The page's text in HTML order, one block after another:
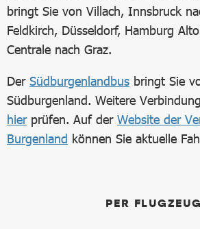
bringt Sie von Villach, Innsbruck
Feldkirch, Düsseldorf, Hamburg
Centrale nach Graz.
Der Südburgenlandbus bringt Sie
Südburgenland. Weitere
hierprüfen. Auf der Website der
Burgenland können Sie aktuelle
PER FLUGZEUG